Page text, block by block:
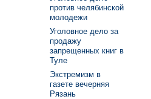
против челябинской
молодежи
Уголовное дело за
продажу
запрещенных книг в
Туле
Экстремизм в
газете вечерняя
Рязань